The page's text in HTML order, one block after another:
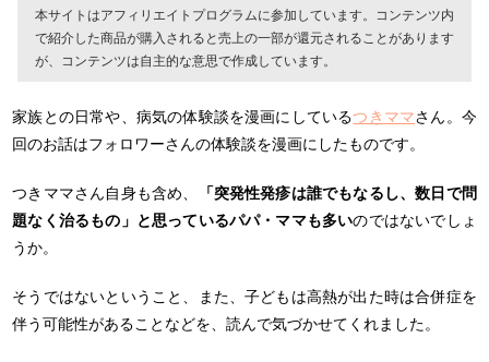
本サイトはアフィリエイトプログラムに参加しています。コンテンツ内
で紹介した商品が購入されると売上の一部が還元されることがあります
が、コンテンツは自主的な意思で作成しています。
家族との日常や、病気の体験談を漫画にしているつきママさん。 今
回のお話はフォロワーさんの体験談を漫画にしたものです。
つきママさん自身も含め、
「突発性発疹は誰でもなるし、数日で問
題なく治るもの」と思っているパパ・ママも多いのではないでしょ
うか。
そうではないということ、また、子どもは高熱が出た時は合併症を
伴う可能性があることなどを、読んで気づかせてくれました。